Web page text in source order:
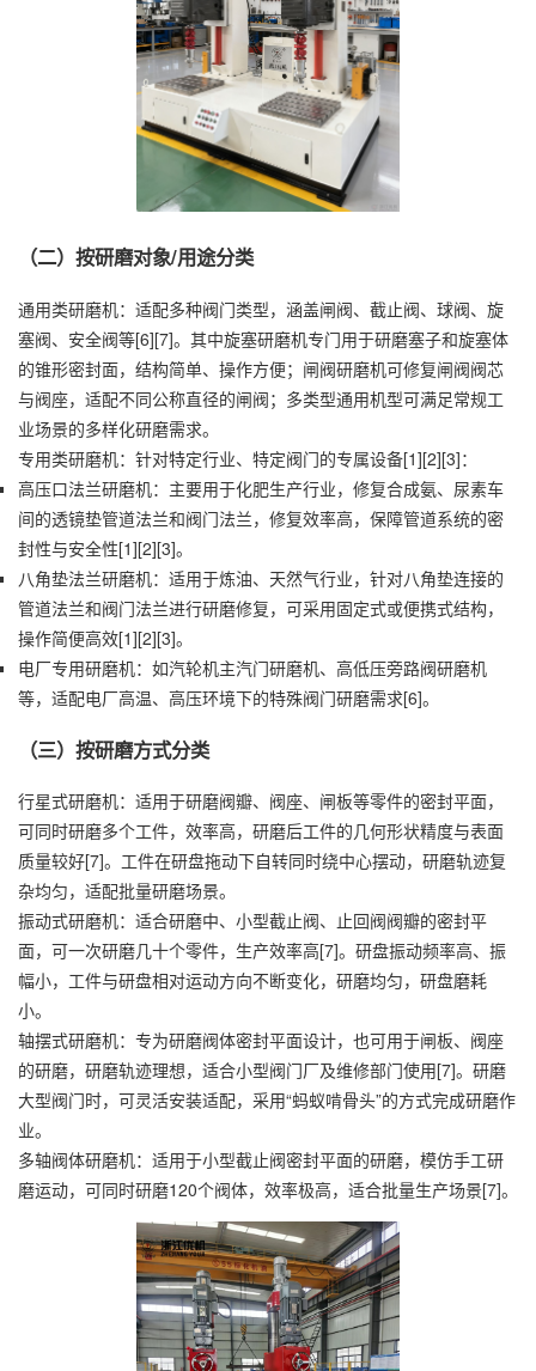
（二）按研磨对象/用途分类
通用类研磨机：适配多种阀门类型，涵盖闸阀、截止阀、球阀、旋
塞阀、安全阀等[6][7]。其中旋塞研磨机专门用于研磨塞子和旋塞体
的锥形密封面，结构简单、操作方便；闸阀研磨机可修复闸阀阀芯
与阀座，适配不同公称直径的闸阀；多类型通用机型可满足常规工
业场景的多样化研磨需求。
专用类研磨机：针对特定行业、特定阀门的专属设备[1][2][3]：
高压口法兰研磨机：主要用于化肥生产行业，修复合成氨、尿素车
间的透镜垫管道法兰和阀门法兰，修复效率高，保障管道系统的密
封性与安全性[1][2][3]。
八角垫法兰研磨机：适用于炼油、天然气行业，针对八角垫连接的
管道法兰和阀门法兰进行研磨修复，可采用固定式或便携式结构，
操作简便高效[1][2][3]。
电厂专用研磨机：如汽轮机主汽门研磨机、高低压旁路阀研磨机
等，适配电厂高温、高压环境下的特殊阀门研磨需求[6]。
（三）按研磨方式分类
行星式研磨机：适用于研磨阀瓣、阀座、闸板等零件的密封平面，
可同时研磨多个工件，效率高，研磨后工件的几何形状精度与表面
质量较好[7]。工件在研盘拖动下自转同时绕中心摆动，研磨轨迹复
杂均匀，适配批量研磨场景。
振动式研磨机：适合研磨中、小型截止阀、止回阀阀瓣的密封平
面，可一次研磨几十个零件，生产效率高[7]。研盘振动频率高、振
幅小，工件与研盘相对运动方向不断变化，研磨均匀，研盘磨耗
小。
轴摆式研磨机：专为研磨阀体密封平面设计，也可用于闸板、阀座
的研磨，研磨轨迹理想，适合小型阀门厂及维修部门使用[7]。研磨
大型阀门时，可灵活安装适配，采用“蚂蚁啃骨头”的方式完成研磨作
业。
多轴阀体研磨机：适用于小型截止阀密封平面的研磨，模仿手工研
磨运动，可同时研磨120个阀体，效率极高，适合批量生产场景[7]。